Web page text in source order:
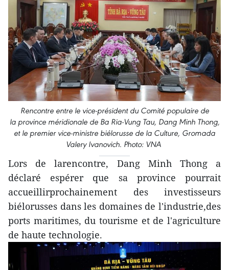
Rencontre entre le vice-président du Comité populaire de
la province méridionale de Ba Ria-Vung Tau, Dang Minh Thong,
et le premier vice-ministre biélorusse de la Culture, Gromada
Valery Ivanovich. Photo: VNA
Lors de larencontre, Dang Minh Thong a
déclaré espérer que sa province pourrait
accueillirprochainement des investisseurs
biélorusses dans les domaines de l'industrie,des
ports maritimes, du tourisme et de l'agriculture
de haute technologie.